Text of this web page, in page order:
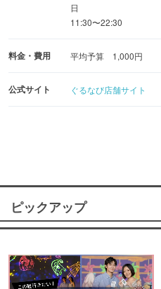
日
11:30〜22:30
料金・費用 平均予算 1,000円
公式サイト ぐるなび店舗サイト
ピックアップ